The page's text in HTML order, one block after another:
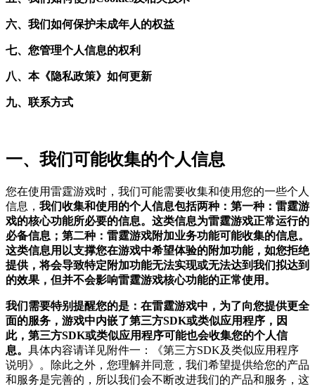
六、我们如何保护未成年人的权益
七、 您管理个人信息的权利
八、本《隐私政策》如何更新
九、联系方式
一、我们可能收集的个人信息
您在使用雷霆游戏时，我们可能需要收集和使用您的一些个人
信息， 我们收集和使用的个人信息包括两种：第一种：雷霆游
戏的核心功能所必要的信息。这类信息为雷霆游戏正常运行的
必备信息；第二种：雷霆游戏附加业务功能可能收集的信息。
这类信息用以支撑您在游戏中希望体验的附加功能，如您拒绝
提供，将会导致特定附加功能无法实现或无法达到我们拟达到
的效果，但并不会影响雷霆游戏核心功能的正常使用。
我们需要特别提醒您的是：在雷霆游戏中，为了向您提供更全
面的服务，游戏中内嵌了第三方SDK或类似应用程序，因
此，第三方SDK或类似应用程序可能也会收集您的个人信
息。 具体内容请详见附件一：《第三方SDK及类似应用程序
说明》。除此之外，您理解并同意，我们希望提供给您的产品
和服务是完善的，所以我们会不断改进我们的产品和服务，这